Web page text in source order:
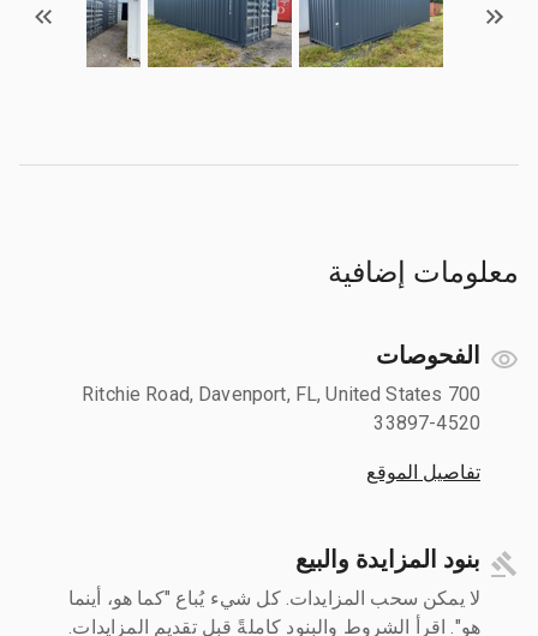
معلومات إضافية
الفحوصات
700 Ritchie Road, Davenport, FL, United States
33897-4520
تفاصيل الموقع
بنود المزايدة والبيع
لا يمكن سحب المزايدات. كل شيء يُباع "كما هو، أينما
هو". اقرأ الشروط والبنود كاملةً قبل تقديم المزايدات.